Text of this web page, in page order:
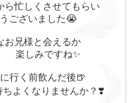
忙しくさせてもらい
ざいました😭
兄様と会えるか
すね✨
く前飲んだ後🍺
なりませんか？❣️